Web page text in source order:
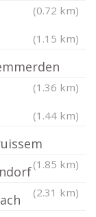
(0.72 km)
(1.15 km)
(1.36 km)
(1.44 km)
(1.85 km)
(2.31 km)